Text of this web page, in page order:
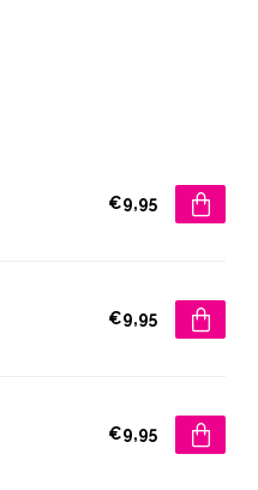
€9,95
€9,95
€9,95